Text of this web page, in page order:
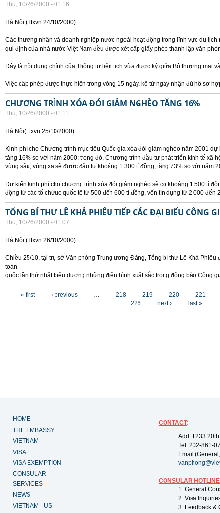
Thu, 10/26/2000 - 01:16
Hà Nội (Ttxvn 24/10/2000)
Các thương nhân và doanh nghiệp nước ngoài hoạt động trong lĩnh vực du lịch
qui định của nhà nước Việt Nam đều được xét cấp giấy phép thành lập văn
Đây là nội dung chính của Thông tư liên tịch vừa được ký giữa Bộ thương mại
Việc cấp phép được thực hiện trong vòng 15 ngày, kể từ ngày nhận đủ hồ sơ
CHƯƠNG TRÌNH XÓA ĐÓI GIẢM NGHÈO TĂNG 16%
Thu, 10/26/2000 - 01:11
Hà Nội(Ttxvn 25/10/2000)
Kinh phí cho Chương trình mục tiêu Quốc gia xóa đói giảm nghèo năm 2001
tăng 16% so với năm 2000; trong đó, Chương trình đầu tư phát triển kinh tế xã
vùng sâu, vùng xa sẽ được đầu tư khoảng 1.300 tỉ đồng, tăng 73% so với năm
Dự kiến kinh phí cho chương trình xóa đói giảm nghèo sẽ có khoảng 1.500 tỉ
động từ các tổ chứuc quốc tế từ 500 đến 600 tỉ đồng, vốn tín dụng từ 2.000 đến
TỔNG BÍ THƯ LÊ KHẢ PHIÊU TIẾP CÁC ĐẠI BIỂU CÔNG
Thu, 10/26/2000 - 01:07
Hà Nội (Ttxvn 26/10/2000)
Chiều 25/10, tại trụ sở Văn phòng Trung ương Đảng, Tổng bí thư Lê Khả Phiêu
toàn
quốc lần thứ nhất biểu dương những điển hình xuất sắc trong đồng bào Công
« first ‹ previous … 218 219 220
221
226
next › last »
HOME
THE EMBASSY
VIETNAM
VISA
VISA EXEMPTION
CONSULAR
SERVICES
NEWS
VIETNAM - US
CONTACT:
Add: 1233
Tel: 202-861-
Email
CONSULAR
1. General
2. Visa
3. Feedback &